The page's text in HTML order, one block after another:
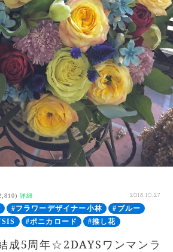
詳細 2018.10.27
#フラワーデザイナー小林
#ブルー
#ポニカロード #推し花
成5周年☆2DAYSワンマンラ